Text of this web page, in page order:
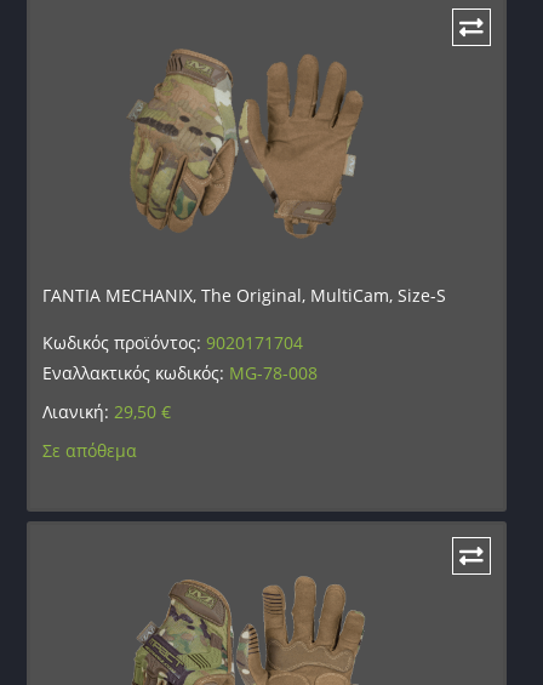
ΓΑΝΤΙΑ MECHANIX, The Original, MultiCam, Size-S
Κωδικός προϊόντος:9020171704
Εναλλακτικός κωδικός: MG-78-008
Λιανική:29,50€
Σε απόθεμα